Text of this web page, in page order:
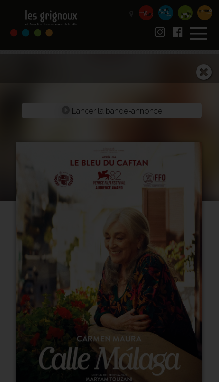
Lancer la bande-annonce